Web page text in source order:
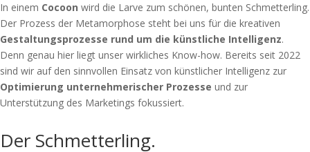
In einem Cocoon wird die Larve zum schönen, bunten Schmetterling.
Der Prozess der Metamorphose steht bei uns für die kreativen
Gestaltungsprozesse rund um die künstliche Intelligenz.
Denn genau hier liegt unser wirkliches Know-how. Bereits seit 2022
sind wir auf den sinnvollen Einsatz von künstlicher Intelligenz zur
Optimierung unternehmerischer Prozesse und zur
Unterstützung des Marketings fokussiert.
Der Schmetterling.